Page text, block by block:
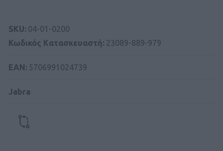
SKU: 04-01-0200
Κωδικός Kατασκευαστή: 23089-889-979
ΕΑΝ: 5706991024739
Jabra